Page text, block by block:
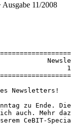
Ausgabe 11/2008
Newsletters!
zu Ende.
auch. Mehr